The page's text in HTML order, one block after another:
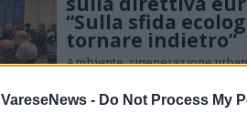
VareseNews - Do Not Process My
“Sulla sfida
tornare indietro”
Ambiente, rigenerazione
dimensione lombarda e